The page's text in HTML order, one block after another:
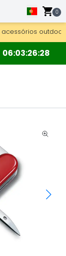
0
de madeira e
outdoor.
06 03 26 28